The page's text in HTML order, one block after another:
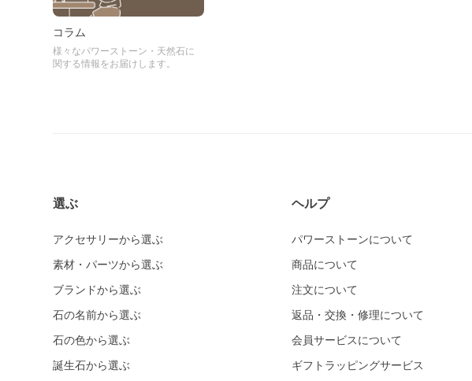
コラム
様々なパワーストーン・天然石に
関する情報をお届けします。
選ぶ
アクセサリーから選ぶ
素材・パーツから選ぶ
ブランドから選ぶ
石の名前から選ぶ
石の色から選ぶ
誕生石から選ぶ
ヘルプ
パワーストーンについて
商品について
注文について
返品・交換・修理について
会員サービスについて
ギフトラッピングサービス